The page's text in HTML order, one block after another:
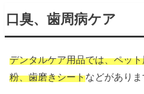
口臭、歯周病ケア
デンタルケア用品では、ペッ
粉、歯磨きシートなどがありま